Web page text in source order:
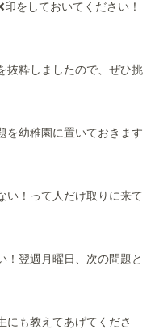
をしておいてください！
抜粋しましたので、ぜひ挑
を幼稚園に置いておきます
い！って人だけ取りに来て
！翌週月曜日、次の問題と
にも教えてあげてくださ